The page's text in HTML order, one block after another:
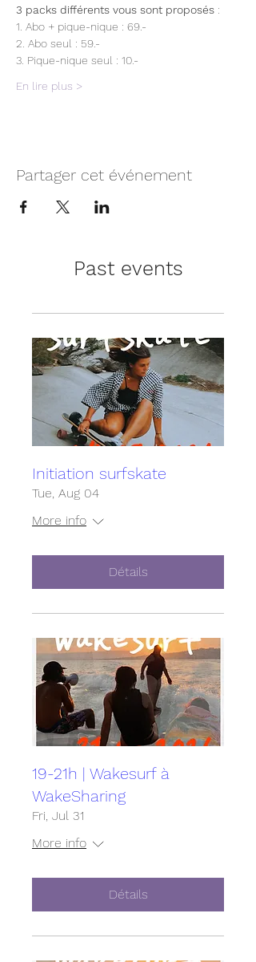
3 packs différents vous sont proposés :
1. Abo + pique-nique : 69.-
2. Abo seul : 59.-
3. Pique-nique seul : 10.-
En lire plus >
Partager cet événement
Past events
Initiation surfskate
Tue, Aug 04
More info
Détails
19-21h | Wakesurf à
WakeSharing
Fri, Jul 31
More info
Détails